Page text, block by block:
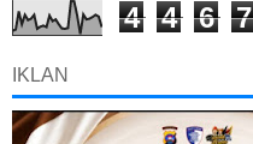
4 4 6 7
IKLAN